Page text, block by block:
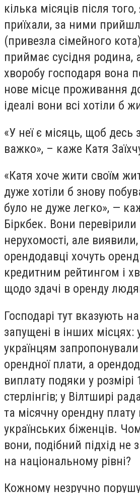
кілька місяців після
приїхали, за ними
(привезла сімейного
приймає сусідня родина,
хворобу господаря вона
нове місце проживання
ідеалі вони всі хотіли б
«У неї є місяць, щоб
важко», – каже Катя
«Катя хоче жити своїм
дуже хотіли б знову
було не дуже легко», —
Біркбек. Вони перевірили
нерухомості, але
орендодавці хочуть
кредитним рейтингом і
щодо здачі в оренду
Господарі тут вказують
запущені в інших місцях:
українцям
орендної плати, а
виплату подяки у розмірі
стерлінгів; у Вілтширі
та місячну орендну плату
українських біженців.
вони, подібний підхід не
на національному рівні?
Кожному незручно